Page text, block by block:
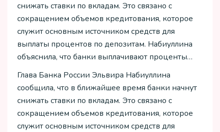
снижать ставки по вкладам. Это связано с
сокращением объемов кредитования, которое
служит основным источником средств для
выплаты процентов по депозитам. Набиуллина
объяснила, что банки выплачивают проценты…
Глава Банка России Эльвира Набиуллина
сообщила, что в ближайшее время банки начнут
снижать ставки по вкладам. Это связано с
сокращением объемов кредитования, которое
служит основным источником средств для